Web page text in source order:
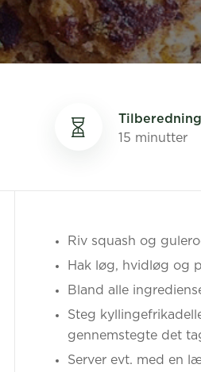
15 minutter
Riv squash og
Hak løg, hvidløg og
Bland alle
Steg
gennemstegte det
Server evt. med en